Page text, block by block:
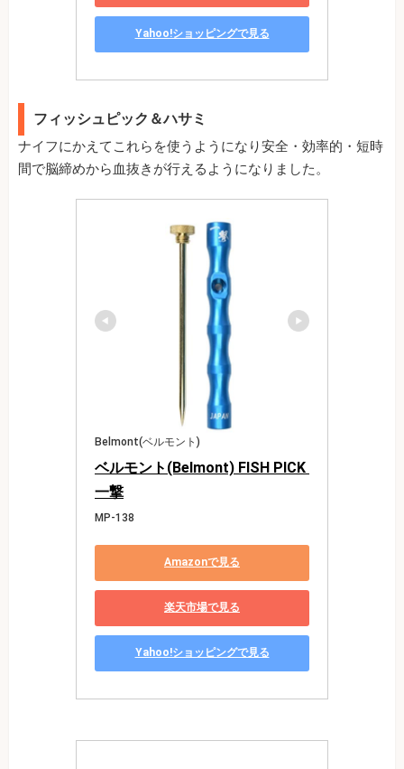
Yahoo!ショッピングで見る
フィッシュピック＆ハサミ
ナイフにかえてこれらを使うようになり安全・効率的・短時
間で脳締めから血抜きが行えるようになりました。
Belmont(ベルモント)
ベルモント(Belmont) FISH PICK
一撃
MP-138
Amazonで見る
楽天市場で見る
Yahoo!ショッピングで見る